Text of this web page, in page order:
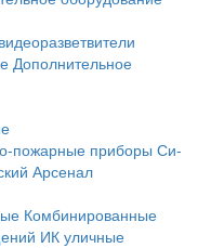
Дополнительное
пожарные приборы Си-
Арсенал
Комбинированные
ИК уличные